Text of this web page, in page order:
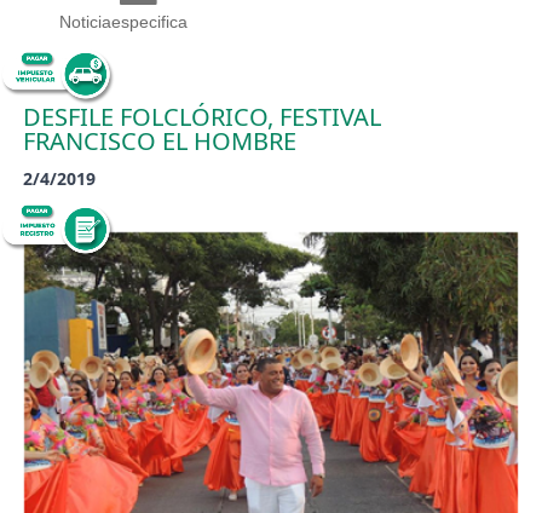
Noticiaespecifica
DESFILE FOLCLÓRICO, FESTIVAL
FRANCISCO EL HOMBRE
2/4/2019